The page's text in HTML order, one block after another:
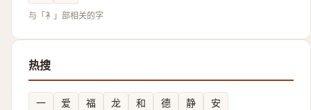
与「衤」部相关的字
热搜
一 爱 福 龙 和 德 静 安